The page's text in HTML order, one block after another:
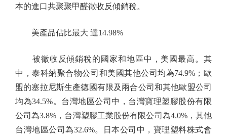
本的進口共聚聚甲醛徵收反傾銷稅。
美產品佔比最大 達14.98%
被徵收反傾銷稅的國家和地區中，美國最高。其
中，泰科納聚合物公司和美國其他公司均為74.9%；歐
盟的塞拉尼斯生產德國有限及兩合公司和其他歐盟公司
均為34.5%。台灣地區公司中，台灣寶理塑膠股份有限
公司為3.8%，台灣塑膠工業股份有限公司為4.0%，其他
台灣地區公司為32.6%。日本公司中，寶理塑料株式會